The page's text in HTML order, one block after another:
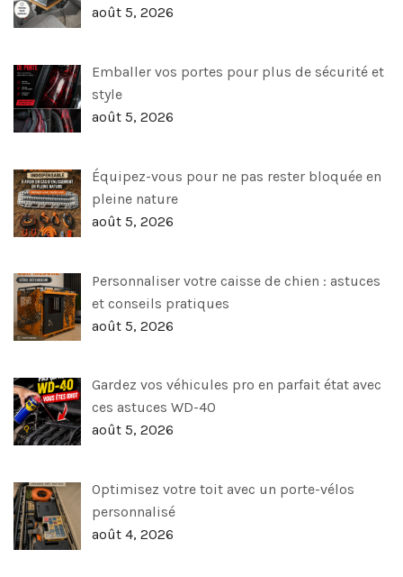
août 5, 2026
Emballer vos portes pour plus de sécurité et
style
août 5, 2026
Équipez-vous pour ne pas rester bloquée en
pleine nature
août 5, 2026
Personnaliser votre caisse de chien : astuces
et conseils pratiques
août 5, 2026
Gardez vos véhicules pro en parfait état avec
ces astuces WD-40
août 5, 2026
Optimisez votre toit avec un porte-vélos
personnalisé
août 4, 2026